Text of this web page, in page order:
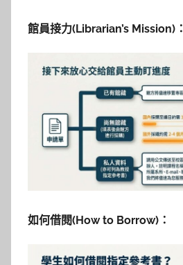
館員接力(Librarian’s Mission)：
如何借閱(How to Borrow)：